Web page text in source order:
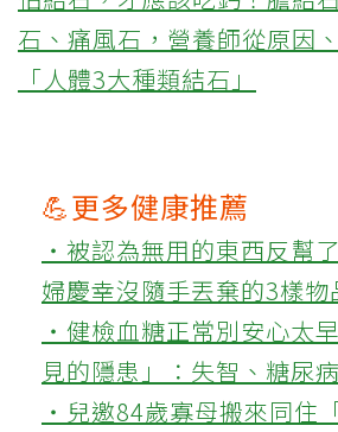
石、痛風石，營養師從原因
「人體3大種類結石」
💪更多健康推薦
‧被認為無用的東西反幫
婦慶幸沒隨手丟棄的3樣物
‧健檢血糖正常別安心太
見的隱患」：失智、糖尿
‧兒邀84歲寡母搬來同住